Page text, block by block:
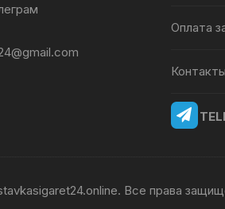
Оплата
Контакты
Все права